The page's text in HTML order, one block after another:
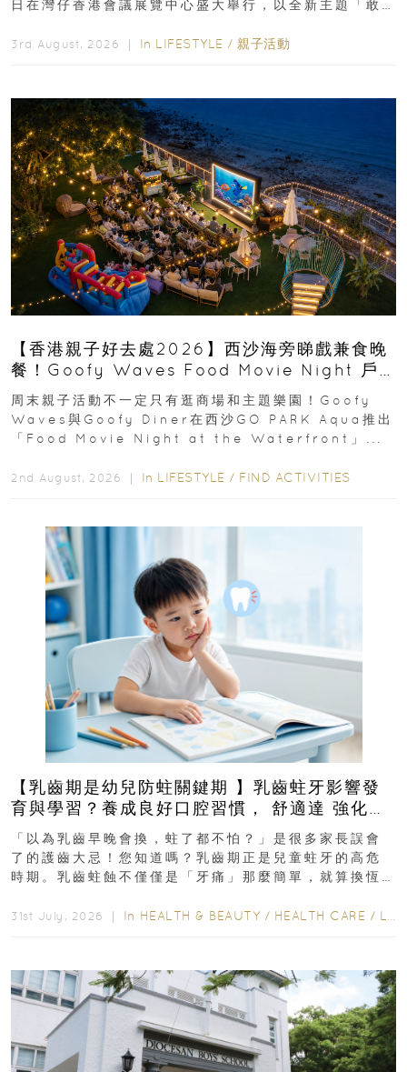
日在灣仔香港會議展覽中心盛大舉行，以全新主題「敢
3rd August, 2026 ｜ In LIFESTYLE / 親子活動
【香港親子好去處2026】西沙海旁睇戲兼食晚
餐！Goofy Waves Food Movie Night 戶
外影院逢週末登場
周末親子活動不一定只有逛商場和主題樂園！Goofy
Waves與Goofy Diner在西沙GO PARK Aqua推出
「Food Movie Night at the Waterfront」...
2nd August, 2026 ｜ In LIFESTYLE / FIND ACTIVITIES
【乳齒期是幼兒防蛀關鍵期 】乳齒蛀牙影響發
育與學習？養成良好口腔習慣， 舒適達 強化琺
瑯質 兒童牙膏防護指南
「以為乳齒早晚會換，蛀了都不怕？」是很多家長誤會
了的護齒大忌！您知道嗎？乳齒期正是兒童蛀牙的高危
時期。乳齒蛀蝕不僅僅是「牙痛」那麼簡單，就算換恆
31st July, 2026 ｜ In HEALTH & BEAUTY / HEALTH CARE / LIFESTYLE